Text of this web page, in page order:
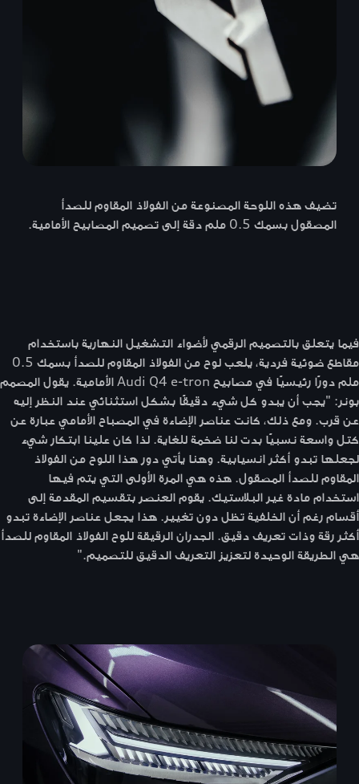
تضيف هذه اللوحة المصنوعة من الفولاذ المقاوم للصدأ
المصقول بسمك 0.5 ملم دقة إلى تصميم المصابيح الأمامية.
فيما يتعلق بالتصميم الرقمي لأضواء التشغيل النهارية باستخدام
مقاطع ضوئية فردية، يلعب لوح من الفولاذ المقاوم للصدأ بسمك 0.5
ملم دورًا رئيسيًا في مصابيح Audi Q4 e-tron الأمامية. يقول المصمم
بونر: "يجب أن يبدو كل شيء دقيقًا بشكل استثنائي عند النظر إليه
عن قرب. ومع ذلك، كانت عناصر الإضاءة في المصباح الأمامي عبارة عن
كتل واسعة نسبيًا بدت لنا ضخمة للغاية. لذا كان علينا ابتكار شيء
لجعلها تبدو أكثر انسيابية. وهنا يأتي دور هذا اللوح من الفولاذ
المقاوم للصدأ المصقول. هذه هي المرة الأولى التي يتم فيها
استخدام مادة غير البلاستيك. يقوم العنصر بتقسيم المقدمة إلى
أقسام رغم أن الخلفية تظل دون تغيير. هذا يجعل عناصر الإضاءة تبدو
أكثر رقة وذات تعريف دقيق. الجدران الرقيقة للوح الفولاذ المقاوم للصدأ
هي الطريقة الوحيدة لتعزيز التعريف الدقيق للتصميم."